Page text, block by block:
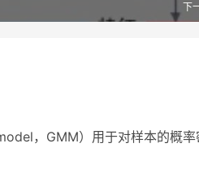
下
，GMM）用于对样本的概率